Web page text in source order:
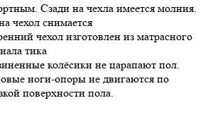
Сзади на чехла имеется молния.
чехол снимается
чехол изготовлен из матрасного
тика
колёсики не царапают пол.
ноги-опоры не двигаются по
поверхности пола.